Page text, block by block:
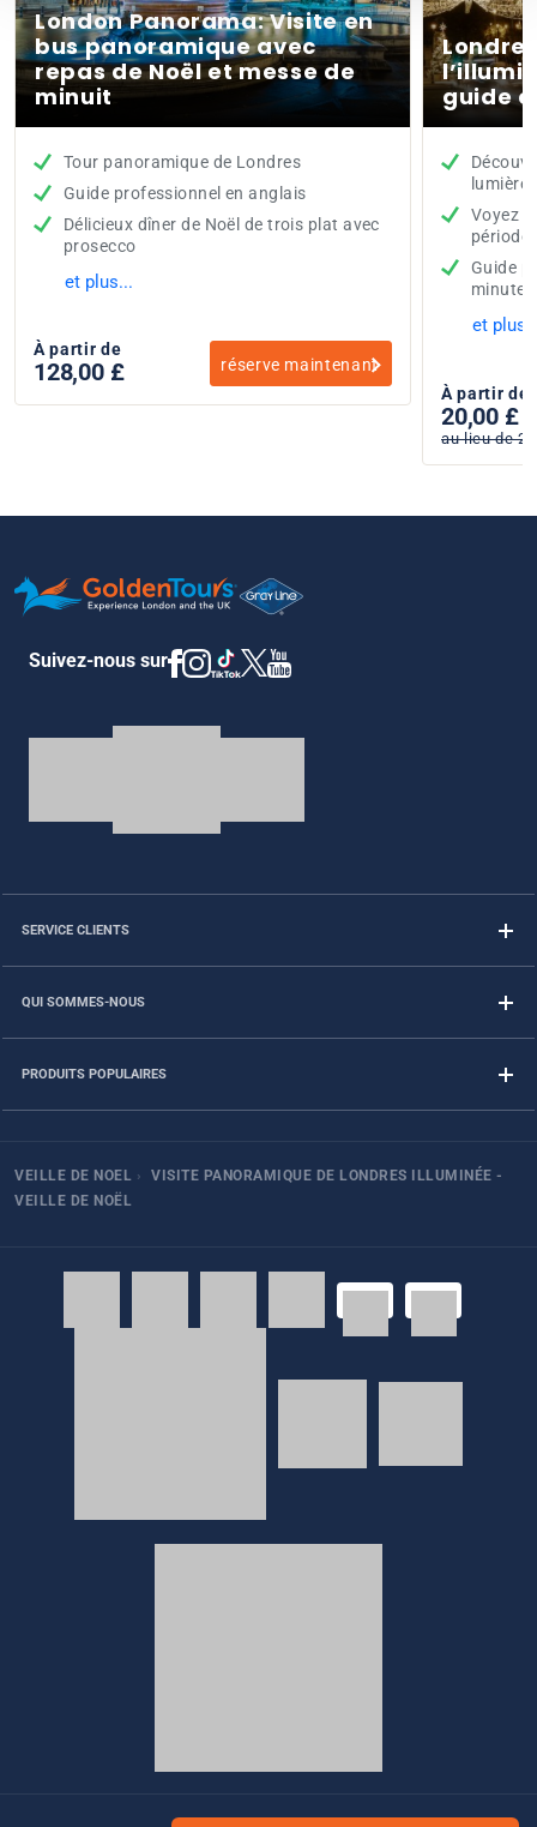
London Panorama: Visite en
bus panoramique avec
repas de Noël et messe de
minuit
Tour panoramique de Londres
Guide professionnel en anglais
Délicieux dîner de Noël de trois plat avec
prosecco
et plus...
À partir de
128,00 £ réserve maintenant
guide
Voyez
période
Guide
minutes
et
À partir de
20,00 £
au lieu de
Suivez-nous sur
SERVICE CLIENTS
QUI SOMMES-NOUS
PRODUITS POPULAIRES
VEILLE DE NOEL ›
VISITE PANORAMIQUE DE LONDRES ILLUMINÉE -
VEILLE DE NOËL